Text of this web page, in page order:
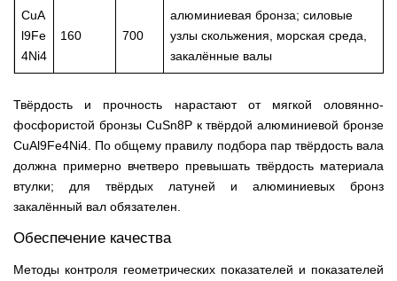
CuA
l9Fe
4Ni4
160 700
алюминиевая бронза; силовые
узлы скольжения, морская среда,
закалённые валы
Твёрдость и прочность нарастают от мягкой оловянно-
фосфористой бронзы CuSn8P к твёрдой алюминиевой бронзе
CuAl9Fe4Ni4. По общему правилу подбора пар твёрдость вала
должна примерно вчетверо превышать твёрдость материала
втулки; для твёрдых латуней и алюминиевых бронз
закалённый вал обязателен.
Обеспечение качества
Методы контроля геометрических показателей и показателей